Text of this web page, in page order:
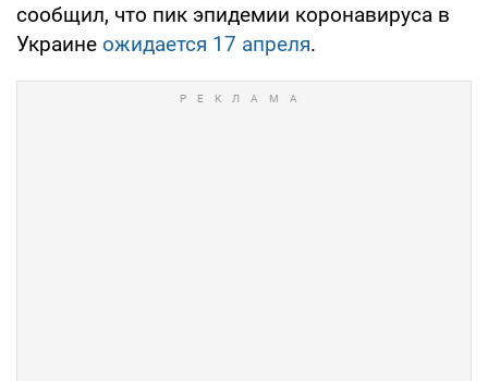
сообщил, что пик эпидемии коронавируса в
Украине ожидается 17 апреля.